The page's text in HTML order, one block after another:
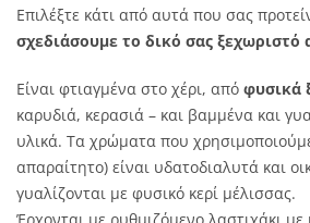
Επιλέξτε κάτι από αυτά που σας
σχεδιάσουμε το δικό σας ξεχωριστό
Είναι φτιαγμένα στο χέρι, από φυσικά
καρυδιά, κερασιά – και βαμμένα και
υλικά. Τα χρώματα που
απαραίτητο) είναι υδατοδιαλυτά και
γυαλίζονται με φυσικό κερί μέλισσας.